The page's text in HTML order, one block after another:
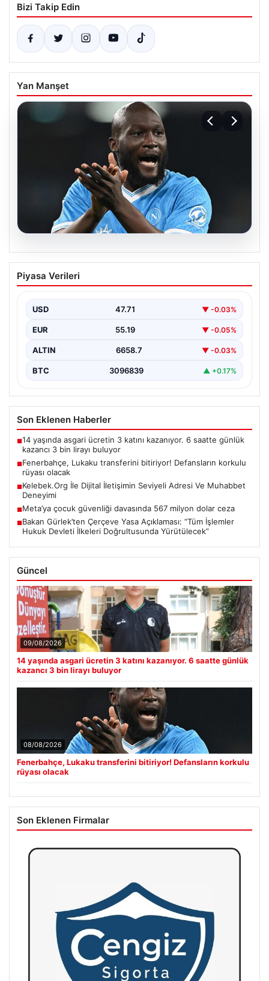
Bizi Takip Edin
Yan Manşet
08.08.2026
Fenerbahçe, Lukaku transferini
bitiriyor! Defansların korkulu rüyası
Piyasa Verileri
USD 47.71 ▼ -0.03%
EUR 55.19 ▼ -0.05%
ALTIN 6658.7 ▼ -0.03%
BTC 3096839 ▲ +0.17%
Son Eklenen Haberler
■14 yaşında asgari ücretin 3 katını kazanıyor. 6 saatte günlük
kazancı 3 bin lirayı buluyor
■Fenerbahçe, Lukaku transferini bitiriyor! Defansların korkulu
rüyası olacak
■Kelebek.Org İle Dijital İletişimin Seviyeli Adresi Ve Muhabbet
Deneyimi
■Meta’ya çocuk güvenliği davasında 567 milyon dolar ceza
■Bakan Gürlek’ten Çerçeve Yasa Açıklaması: “Tüm İşlemler
Hukuk Devleti İlkeleri Doğrultusunda Yürütülecek”
Güncel
09/08/2026
14 yaşında asgari ücretin 3 katını kazanıyor. 6 saatte günlük
kazancı 3 bin lirayı buluyor
08/08/2026
Fenerbahçe, Lukaku transferini bitiriyor! Defansların korkulu
rüyası olacak
Son Eklenen Firmalar